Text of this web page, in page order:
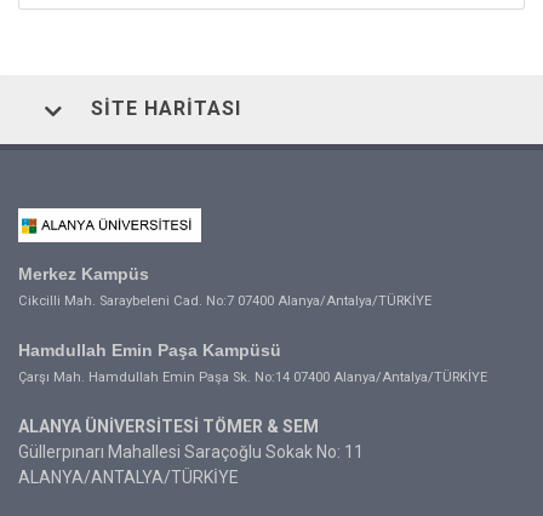
SITE HARITASI
Merkez Kampüs
Cikcilli Mah. Saraybeleni Cad. No:7 07400 Alanya/Antalya/TÜRKİYE
Hamdullah Emin Paşa Kampüsü
Çarşı Mah. Hamdullah Emin Paşa Sk. No:14 07400 Alanya/Antalya/TÜRKİYE
ALANYA ÜNİVERSİTESİ TÖMER & SEM
Güllerpınarı Mahallesi Saraçoğlu Sokak No: 11
ALANYA/ANTALYA/TÜRKİYE